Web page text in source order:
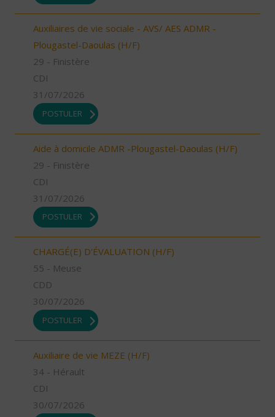
Auxiliaires de vie sociale - AVS/ AES ADMR -
Plougastel-Daoulas (H/F)
29 - Finistère
CDI
31/07/2026
POSTULER
Aide à domicile ADMR -Plougastel-Daoulas (H/F)
29 - Finistère
CDI
31/07/2026
POSTULER
CHARGÉ(E) D'ÉVALUATION (H/F)
55 - Meuse
CDD
30/07/2026
POSTULER
Auxiliaire de vie MEZE (H/F)
34 - Hérault
CDI
30/07/2026